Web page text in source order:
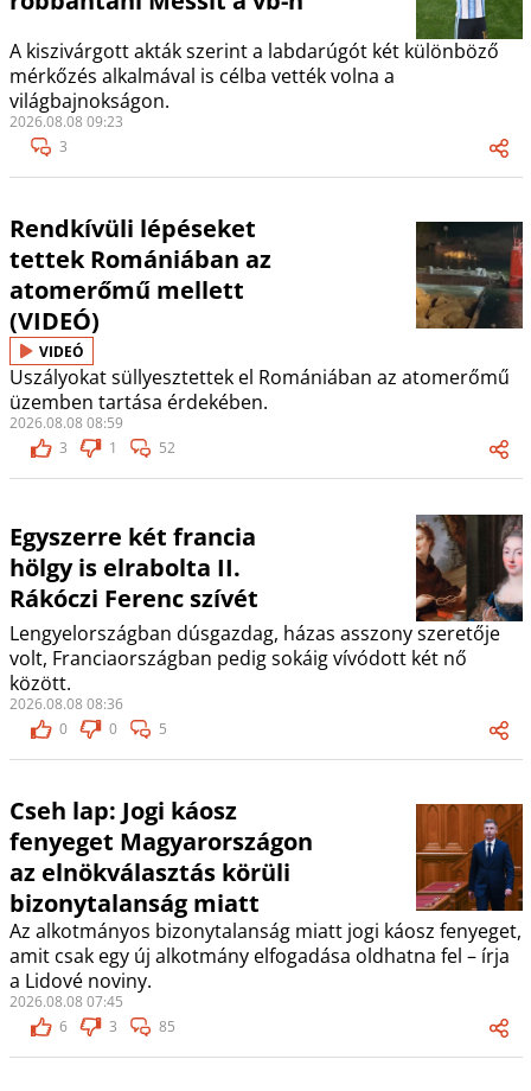
A kiszivárgott akták szerint a labdarúgót két különböző
mérkőzés alkalmával is célba vették volna a
világbajnokságon.
2026.08.08 09:23
3
Rendkívüli lépéseket
tettek Romániában az
atomerőmű mellett
(VIDEÓ)
VIDEÓ
Uszályokat süllyesztettek el Romániában az atomerőmű
üzemben tartása érdekében.
2026.08.08 08:59
3
1 52
Egyszerre két francia
hölgy is elrabolta II.
Rákóczi Ferenc szívét
Lengyelországban dúsgazdag, házas asszony szeretője
volt, Franciaországban pedig sokáig vívódott két nő
között.
2026.08.08 08:36
0
0 5
Cseh lap: Jogi káosz
fenyeget Magyarországon
az elnökválasztás körüli
bizonytalanság miatt
Az alkotmányos bizonytalanság miatt jogi káosz fenyeget,
amit csak egy új alkotmány elfogadása oldhatna fel – írja
a Lidové noviny.
2026.08.08 07:45
6
3 85